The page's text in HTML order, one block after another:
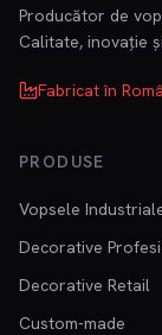
Producător de
Calitate, inovație
Fabricat în
PRODUSE
Vopsele
Decorative
Decorative Retail
Custom-made